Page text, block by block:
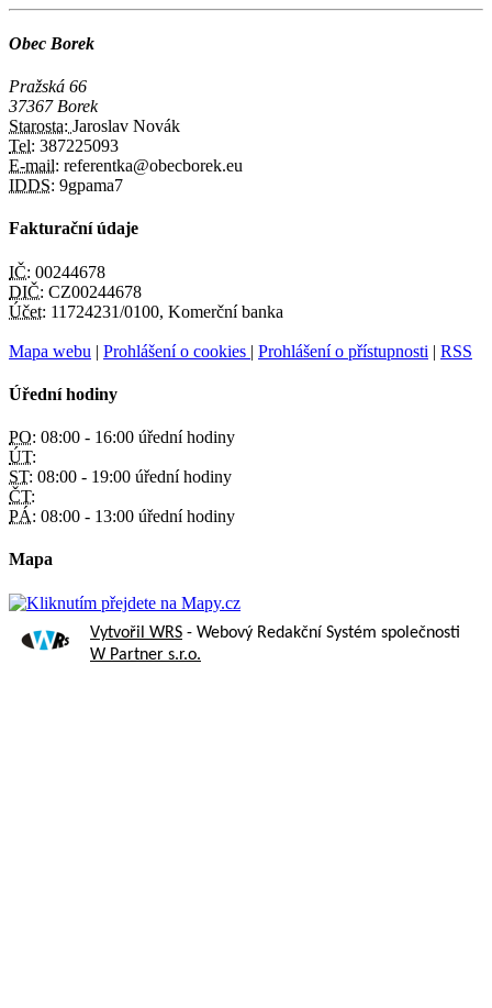
Obec Borek
Pražská 66
37367 Borek
Starosta: Jaroslav Novák
Tel: 387225093
E-mail: referentka@obecborek.eu
IDDS: 9gpama7
Fakturační údaje
IČ: 00244678
DIČ: CZ00244678
Účet: 11724231/0100, Komerční banka
Mapa webu | Prohlášení o cookies | Prohlášení o přístupnosti | RSS
Úřední hodiny
PO: 08:00 - 16:00 úřední hodiny
ÚT:
ST: 08:00 - 19:00 úřední hodiny
ČT:
PÁ: 08:00 - 13:00 úřední hodiny
Mapa
Vytvořil WRS - Webový Redakční Systém společnosti
W Partner s.r.o.